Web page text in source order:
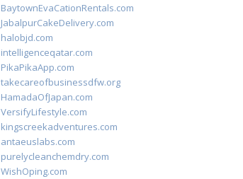
BaytownEvaCationRentals.com
JabalpurCakeDelivery.com
halobjd.com
intelligenceqatar.com
PikaPikaApp.com
takecareofbusinessdfw.org
HamadaOfJapan.com
VersifyLifestyle.com
kingscreekadventures.com
antaeuslabs.com
purelycleanchemdry.com
WishOping.com